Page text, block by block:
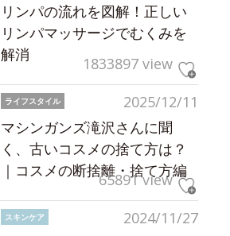
リンパの流れを図解！正しい
リンパマッサージでむくみを
解消
1833897 view
2025/12/11
ライフスタイル
マシンガンズ滝沢さんに聞
く、古いコスメの捨て方は？
｜コスメの断捨離・捨て方編
65891 view
2024/11/27
スキンケア